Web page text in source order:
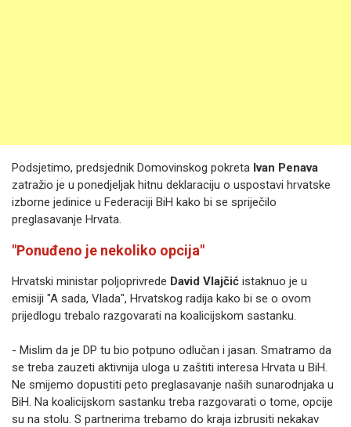
Podsjetimo, predsjednik Domovinskog pokreta Ivan Penava
zatražio je u ponedjeljak hitnu deklaraciju o uspostavi hrvatske
izborne jedinice u Federaciji BiH kako bi se spriječilo
preglasavanje Hrvata.
"Ponuđeno je nekoliko opcija"
Hrvatski ministar poljoprivrede David Vlajčić istaknuo je u
emisiji "A sada, Vlada", Hrvatskog radija kako bi se o ovom
prijedlogu trebalo razgovarati na koalicijskom sastanku.
- Mislim da je DP tu bio potpuno odlučan i jasan. Smatramo da
se treba zauzeti aktivnija uloga u zaštiti interesa Hrvata u BiH.
Ne smijemo dopustiti peto preglasavanje naših sunarodnjaka u
BiH. Na koalicijskom sastanku treba razgovarati o tome, opcije
su na stolu. S partnerima trebamo do kraja izbrusiti nekakav